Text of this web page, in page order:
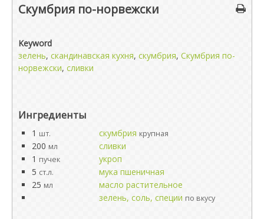
Скумбрия по-норвежски
Keyword
зелень, скандинавская кухня, скумбрия, Скумбрия по-
норвежски, сливки
Ингредиенты
1 шт. скумбрия крупная
200 мл
сливки
1 пучек
укроп
5 ст.л.
мука пшеничная
25 мл
масло растительное
зелень, соль, специи по вкусу